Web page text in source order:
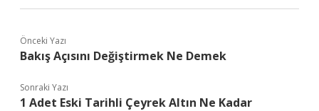
Önceki Yazı
Bakış Açısını Değiştirmek Ne Demek
Sonraki Yazı
1 Adet Eski Tarihli Çeyrek Altın Ne Kadar